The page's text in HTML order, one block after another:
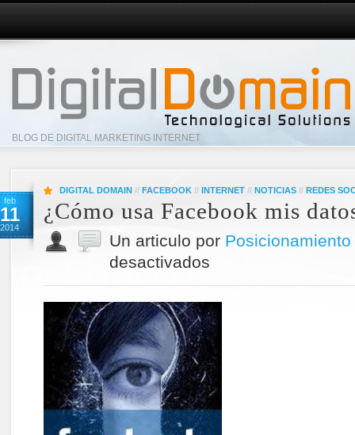
BLOG DE DIGITAL MARKETING INTERNET
feb
11
2014
DIGITAL DOMAIN // FACEBOOK // INTERNET // NOTICIAS // REDES
¿Cómo usa Facebook mis
Un articulo por Posicionamiento
desactivados